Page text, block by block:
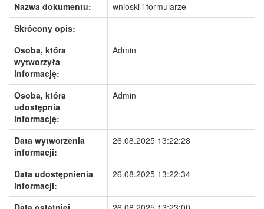
Nazwa dokumentu:
wnioski i formularze
Skrócony opis:
Osoba, która
wytworzyła
informację:
Admin
Osoba, która
udostępnia
informację:
Admin
Data wytworzenia
informacji:
26.08.2025 13:22:28
Data udostępnienia
informacji:
26.08.2025 13:22:34